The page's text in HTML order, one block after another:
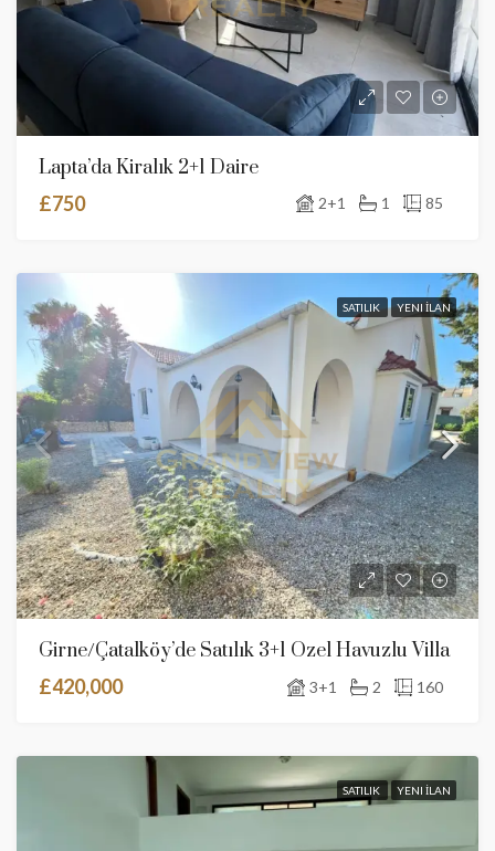
Lapta’da Kiralık 2+1 Daire
£750
2+1 1 85
SATILIK YENI İLAN
Girne/Çatalköy’de Satılık 3+1 Özel Havuzlu Villa
£420,000
3+1 2 160
SATILIK YENI İLAN